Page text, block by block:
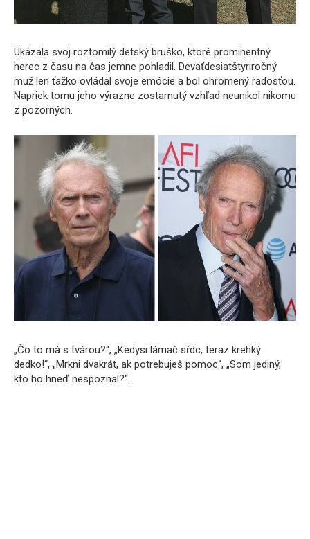
Ukázala svoj roztomilý detský bruško, ktoré prominentný
herec z času na čas jemne pohladil. Deväťdesiatštyriročný
muž len ťažko ovládal svoje emócie a bol ohromený radosťou.
Napriek tomu jeho výrazne zostarnutý vzhľad neunikol nikomu
z pozorných.
„Čo to má s tvárou?“, „Kedysi lámač sŕdc, teraz krehký
dedko!“, „Mrkni dvakrát, ak potrebuješ pomoc“, „Som jediný,
kto ho hneď nespoznal?“.